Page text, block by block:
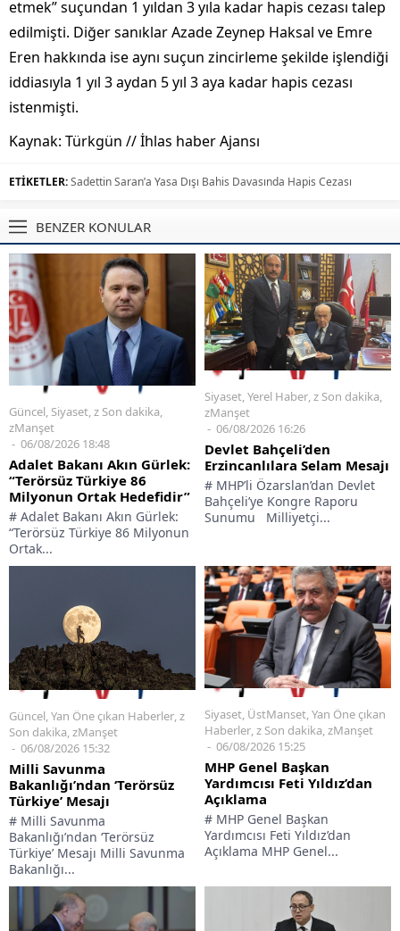
etmek” suçundan 1 yıldan 3 yıla kadar hapis cezası talep
edilmişti. Diğer sanıklar Azade Zeynep Haksal ve Emre
Eren hakkında ise aynı suçun zincirleme şekilde işlendiği
iddiasıyla 1 yıl 3 aydan 5 yıl 3 aya kadar hapis cezası
istenmişti.
Kaynak: Türkgün // İhlas haber Ajansı
ETİKETLER:Sadettin Saran’a Yasa Dışı Bahis Davasında Hapis Cezası
BENZER KONULAR
Güncel, Siyaset,z Son dakika,
zManşet
06/08/2026 18:48
Adalet Bakanı Akın Gürlek:
“Terörsüz Türkiye 86
Milyonun Ortak Hedefidir”
# Adalet Bakanı Akın Gürlek:
“Terörsüz Türkiye 86 Milyonun
Ortak...
Siyaset,Yerel Haber,z Son dakika,
zManşet
06/08/2026 16:26
Devlet Bahçeli’den
Erzincanlılara Selam Mesajı
# MHP’li Özarslan’dan Devlet
Bahçeli’ye Kongre Raporu
Sunumu Milliyetçi...
Güncel,Yan Öne çıkan Haberler,z
Son dakika,zManşet
06/08/2026 15:32
Milli Savunma
Bakanlığı’ndan ‘Terörsüz
Türkiye’ Mesajı
# Milli Savunma
Bakanlığı’ndan ‘Terörsüz
Türkiye’ Mesajı Milli Savunma
Bakanlığı...
Siyaset ÜstManset Yan Öne çıkan
Haberler z Son dakika zManşet
06/08/2026 15:25
MHP Genel Başkan
Yardımcısı Feti Yıldız’dan
Açıklama
# MHP Genel Başkan
Yardımcısı Feti Yıldız’dan
Açıklama MHP Genel...